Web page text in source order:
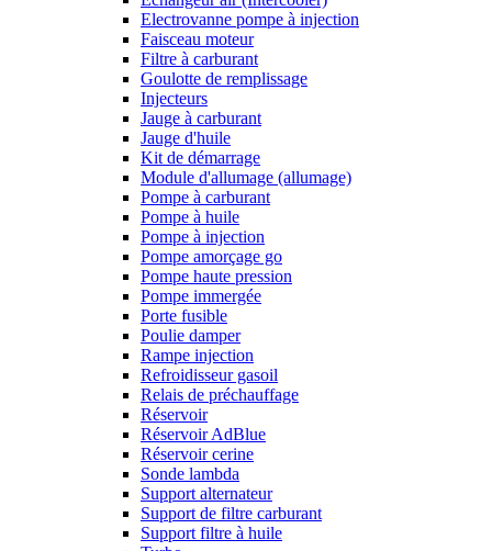
Electrovanne pompe à injection
Faisceau moteur
Filtre à carburant
Goulotte de remplissage
Injecteurs
Jauge à carburant
Jauge d'huile
Kit de démarrage
Module d'allumage (allumage)
Pompe à carburant
Pompe à huile
Pompe à injection
Pompe amorçage go
Pompe haute pression
Pompe immergée
Porte fusible
Poulie damper
Rampe injection
Refroidisseur gasoil
Relais de préchauffage
Réservoir
Réservoir AdBlue
Réservoir cerine
Sonde lambda
Support alternateur
Support de filtre carburant
Support filtre à huile